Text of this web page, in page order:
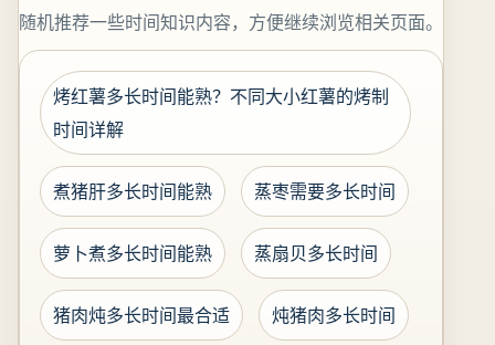
随机推荐一些时间知识内容，方便继续浏览相关页面。
烤红薯多长时间能熟？不同大小红薯的烤制
时间详解
煮猪肝多长时间能熟 蒸枣需要多长时间
萝卜煮多长时间能熟 蒸扇贝多长时间
猪肉炖多长时间最合适 炖猪肉多长时间